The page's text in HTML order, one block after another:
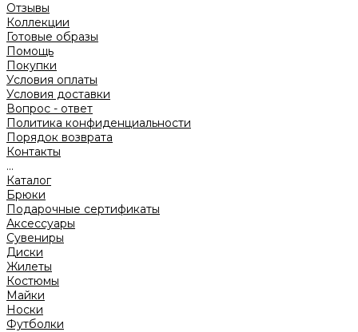
Отзывы
Коллекции
Готовые образы
Помощь
Покупки
Условия оплаты
Условия доставки
Вопрос - ответ
Политика конфиденциальности
Порядок возврата
Контакты
...
Каталог
Брюки
Подарочные сертификаты
Аксессуары
Сувениры
Диски
Жилеты
Костюмы
Майки
Носки
Футболки